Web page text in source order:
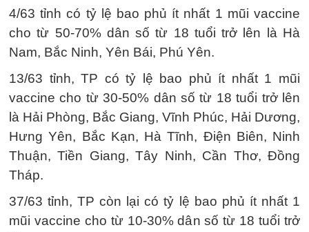
4/63 tỉnh có tỷ lệ bao phủ ít nhất 1 mũi vaccine
cho từ 50-70% dân số từ 18 tuổi trở lên là Hà
Nam, Bắc Ninh, Yên Bái, Phú Yên.
13/63 tỉnh, TP có tỷ lệ bao phủ ít nhất 1 mũi
vaccine cho từ 30-50% dân số từ 18 tuổi trở lên
là Hải Phòng, Bắc Giang, Vĩnh Phúc, Hải Dương,
Hưng Yên, Bắc Kạn, Hà Tĩnh, Điện Biên, Ninh
Thuận, Tiền Giang, Tây Ninh, Cần Thơ, Đồng
Tháp.
37/63 tỉnh, TP còn lại có tỷ lệ bao phủ ít nhất 1
mũi vaccine cho từ 10-30% dân số từ 18 tuổi trở